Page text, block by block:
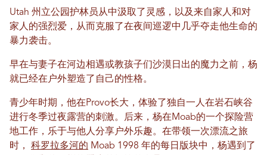
Utah 州立公园护林员从中汲取了灵感，以及来自家人和对
家人的强烈爱，从而克服了在夜间巡逻中几乎夺走他生命的
暴力袭击。
早在与妻子在河边相遇或教孩子们沙漠日出的魔力之前，杨
就已经在户外塑造了自己的性格。
青少年时期，他在Provo长大，体验了独自一人在岩石峡谷
进行冬季过夜露营的刺激。后来，杨在Moab的一个探险营
地工作，乐于与他人分享户外乐趣。在带领一次漂流之旅
时， 科罗拉多河的 Moab 1998 年的每日版块中，杨遇到了